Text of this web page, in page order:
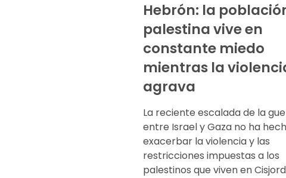
Hebrón: la
palestina vive en
constante miedo
mientras la
agrava
La reciente escalada de la
entre Israel y Gaza no ha
exacerbar la violencia y las
restricciones impuestas a los
palestinos que viven en